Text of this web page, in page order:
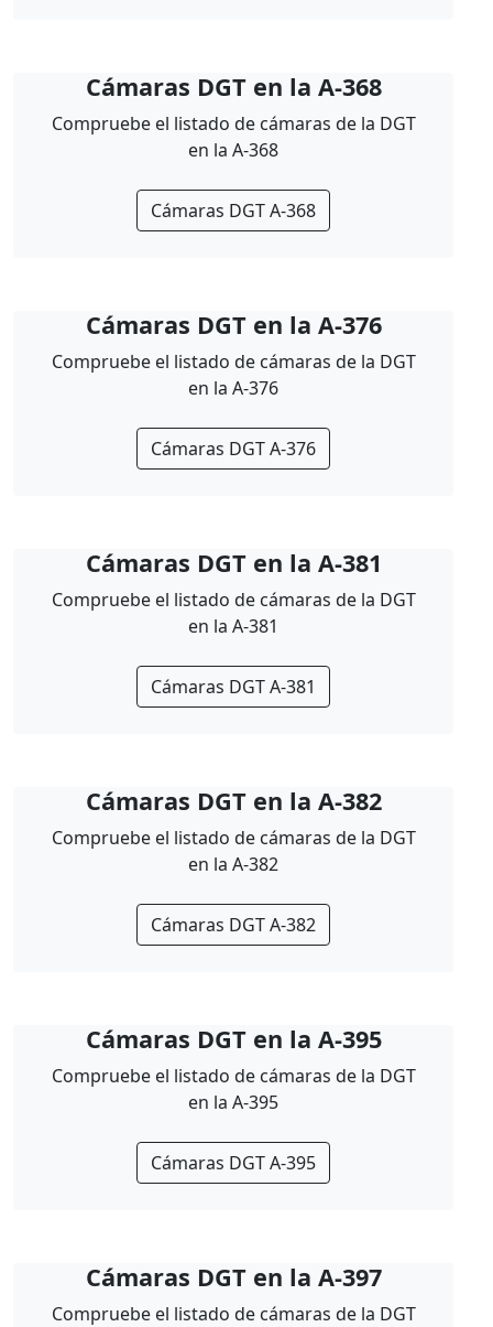
Cámaras DGT en la A-368
Compruebe el listado de cámaras de la DGT
en la A-368
Cámaras DGT A-368
Cámaras DGT en la A-376
Compruebe el listado de cámaras de la DGT
en la A-376
Cámaras DGT A-376
Cámaras DGT en la A-381
Compruebe el listado de cámaras de la DGT
en la A-381
Cámaras DGT A-381
Cámaras DGT en la A-382
Compruebe el listado de cámaras de la DGT
en la A-382
Cámaras DGT A-382
Cámaras DGT en la A-395
Compruebe el listado de cámaras de la DGT
en la A-395
Cámaras DGT A-395
Cámaras DGT en la A-397
Compruebe el listado de cámaras de la DGT